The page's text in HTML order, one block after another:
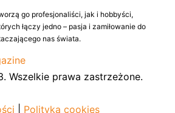
go profesjonaliści, jak i hobbyści,
łączy jedno – pasja i zamiłowanie do
nas świata.
Wszelkie prawa zastrzeżone.
Polityka cookies